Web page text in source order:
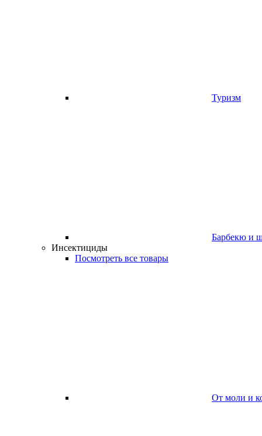
Туризм
Барбекю и
Инсектициды
Посмотреть все товары
От моли и